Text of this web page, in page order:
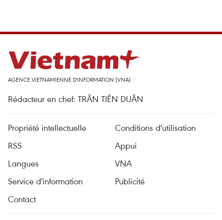
AGENCE VIETNAMIENNE D'INFORMATION (VNA)
Rédacteur en chef: TRÂN TIÊN DUÂN
Propriété intellectuelle
Conditions d'utilisation
RSS
Appui
Langues
VNA
Service d'information
Publicité
Contact